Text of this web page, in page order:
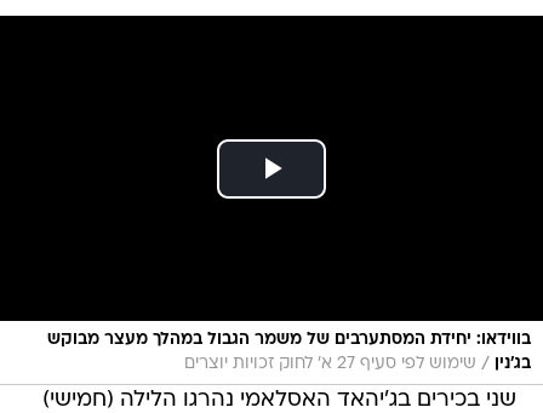
בווידאו: יחידת המסתערבים של משמר הגבול במהלך מעצר מבוקש
בג'נין
/ שימוש לפי סעיף 27 א' לחוק זכויות יוצרים
שני בכירים בג'יהאד האסלאמי נהרגו הלילה (חמישי)